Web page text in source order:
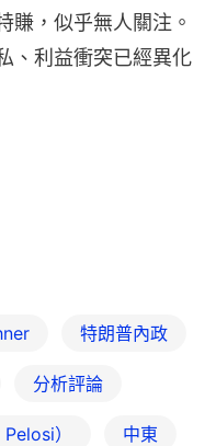
賺，似乎無人關注。
、利益衝突已經異化
特朗普內政
分析評論
） 中東